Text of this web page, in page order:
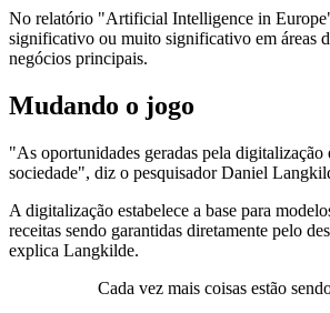
No relatório "Artificial Intelligence in Europe"
significativo ou muito significativo em áreas
negócios principais.
Mudando o jogo
"As oportunidades geradas pela digitalização
sociedade", diz o pesquisador Daniel
A digitalização estabelece a base para
receitas sendo garantidas diretamente pelo
explica Langkilde.
Cada vez mais coisas estão